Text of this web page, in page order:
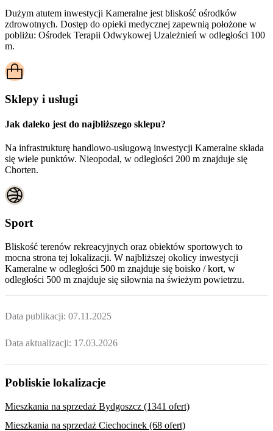
Dużym atutem inwestycji Kameralne jest bliskość ośrodków
zdrowotnych. Dostęp do opieki medycznej zapewnią położone w
pobliżu: Ośrodek Terapii Odwykowej Uzależnień w odległości 100
m.
Sklepy i usługi
Jak daleko jest do najbliższego sklepu?
Na infrastrukturę handlowo-usługową inwestycji Kameralne składa
się wiele punktów. Nieopodal, w odległości 200 m znajduje się
Chorten.
Sport
Bliskość terenów rekreacyjnych oraz obiektów sportowych to
mocna strona tej lokalizacji. W najbliższej okolicy inwestycji
Kameralne w odległości 500 m znajduje się boisko / kort, w
odległości 500 m znajduje się siłownia na świeżym powietrzu.
Data publikacji: 07.11.2025
Data aktualizacji: 17.03.2026
Pobliskie lokalizacje
Mieszkania na sprzedaż Bydgoszcz (1341 ofert)
Mieszkania na sprzedaż Ciechocinek (68 ofert)